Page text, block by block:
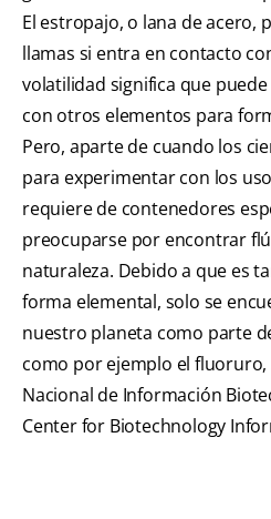
El estropajo, o lana de acero,
llamas si entra en contacto
volatilidad significa que
con otros elementos para
Pero, aparte de cuando los
para experimentar con los
requiere de contenedores
preocuparse por encontrar
naturaleza. Debido a que es
forma elemental, solo se
nuestro planeta como parte
como por ejemplo el fluoruro,
Nacional de Información
Center for Biotechnology